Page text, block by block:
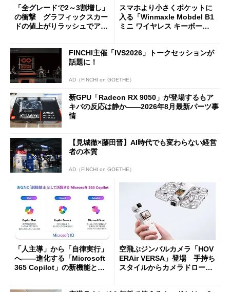
「全グレードで2～3割増し」
の衝撃 グラフィックスカー
ドの値上がりラッシュでアキ
スマホより小さくポケットに
入る「Winmaxle Mobdel B1
ミニ ワイヤレス キーボー
FINCHI主催「IVS2026」トークセッションが
話題に！
AD（FINCHI on GOETHE）
新GPU「Radeon RX 9050」が登場するもア
キバの反応は静か――2026年8月最新パーツ事
情
【見城徹×藤田晋】AI時代でも変わらない経営
者の本質
AD（FINCHI on GOETHE）
「人主導」から「自律実行」
へ――進化する「Microsoft
365 Copilot」の新機能とエ
空飛ぶジンバルカメラ「HOV
ERAir VERSA」登場 手持ち
スタイルからカメラドローン